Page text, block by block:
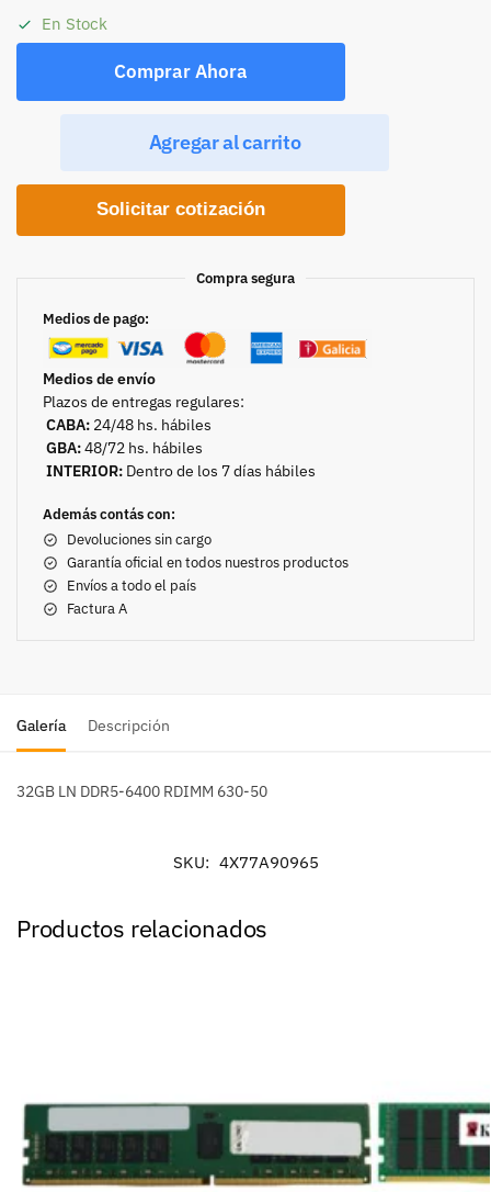
En Stock
Comprar Ahora
Agregar al carrito
Solicitar cotización
Compra segura
Medios de pago:
Medios de envío
Plazos de entregas regulares:
CABA: 24/48 hs. hábiles
GBA:48/72 hs. hábiles
INTERIOR:Dentro de los 7 días hábiles
Además contás con:
Devoluciones sin cargo
Garantía oficial en todos nuestros productos
Envíos a todo el país
Factura A
Galería Descripción
32GB LN DDR5-6400 RDIMM 630-50
SKU: 4X77A90965
Productos relacionados